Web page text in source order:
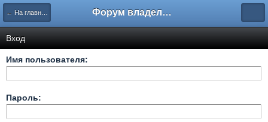
← На главную Форум владельцев интернет-магазинов
Вход
Имя пользователя:
Пароль: